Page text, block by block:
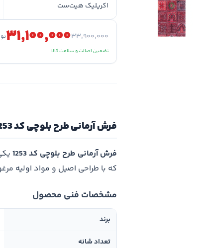
اکریلیک هیت‌ست
۳۳٬۹۰۰٬۰۰۰۳۱٬۱۰۰٬۰۰۰
تضمین اصالت و سلامت کالا
فرش آرمانی طرح بلوچی کد 1253
فرش آرمانی طرح بلوچی کد 1253
که با طراحی اصیل و مواد اولیه
مشخصات فنی محصول
برند
تعداد شانه